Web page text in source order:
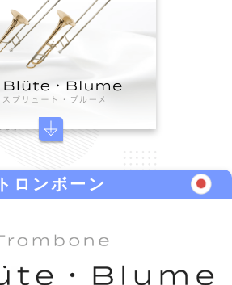
トロンボーン